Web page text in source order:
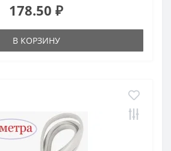
178.50 ₽
В КОРЗИНУ